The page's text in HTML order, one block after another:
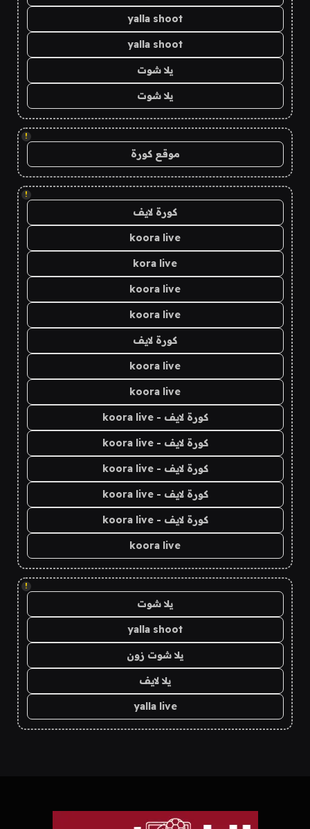
yalla shoot
yalla shoot
يلا شوت
يلا شوت
!
موقع كورة
!
كورة لايف
koora live
kora live
koora live
koora live
كورة لايف
koora live
koora live
كورة لايف - koora live
كورة لايف - koora live
كورة لايف - koora live
كورة لايف - koora live
كورة لايف - koora live
koora live
!
يلا شوت
yalla shoot
يلا شوت زون
يلا لايف
yalla live